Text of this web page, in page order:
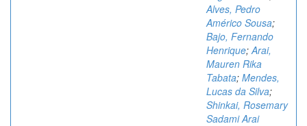
Alves, Pedro
Américo Sousa;
Bajo, Fernando
Henrique;Arai,
Mauren Rika
Tabata; Mendes,
Lucas da Silva;
Shinkai, Rosemary
Sadami Arai